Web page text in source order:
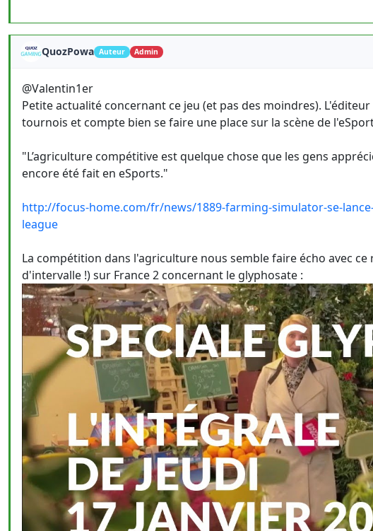
QuozPowa Auteur Admin
@Valentin1er
Petite actualité concernant ce jeu (et pas des moindres).
tournois et compte bien se faire une place sur la scène de
"L’agriculture compétitive est quelque chose que les gens
encore été fait en eSports."
http://focus-home.com/fr/news/1889-farming-simulator-se-
league
La compétition dans l'agriculture nous semble faire écho avec
d'intervalle !) sur France 2 concernant le glyphosate :